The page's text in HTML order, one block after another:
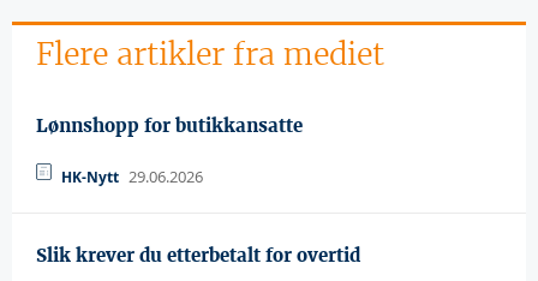
Flere artikler fra mediet
Lønnshopp for butikkansatte
HK-Nytt 29.06.2026
Slik krever du etterbetalt for overtid